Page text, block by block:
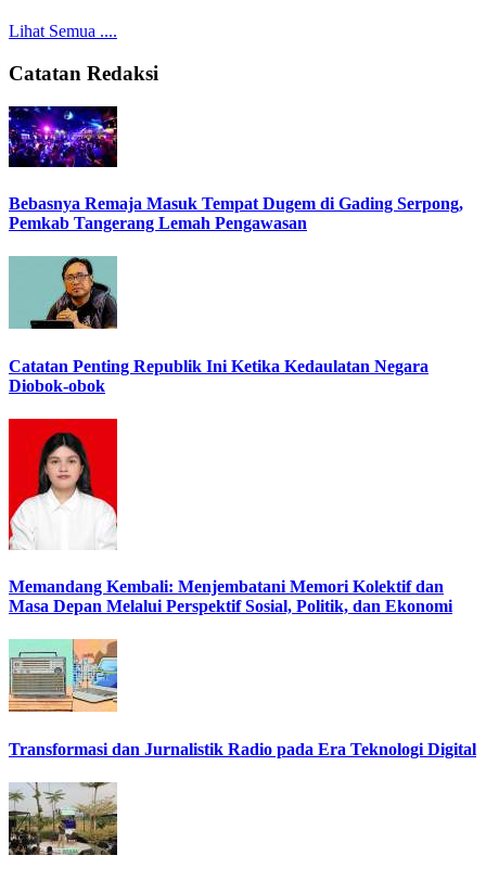
Lihat Semua ....
Catatan Redaksi
Bebasnya Remaja Masuk Tempat Dugem di Gading Serpong,
Pemkab Tangerang Lemah Pengawasan
Catatan Penting Republik Ini Ketika Kedaulatan Negara
Diobok-obok
Memandang Kembali: Menjembatani Memori Kolektif dan
Masa Depan Melalui Perspektif Sosial, Politik, dan Ekonomi
Transformasi dan Jurnalistik Radio pada Era Teknologi Digital